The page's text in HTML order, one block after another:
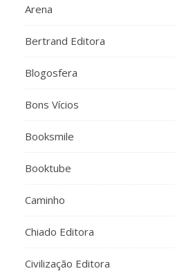
Arena
Bertrand Editora
Blogosfera
Bons Vícios
Booksmile
Booktube
Caminho
Chiado Editora
Civilização Editora